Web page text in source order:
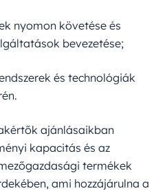
nyomon követése és
bevezetése;
és technológiák
ajánlásaikban
kapacitás és az
termékek
ami hozzájárulna a